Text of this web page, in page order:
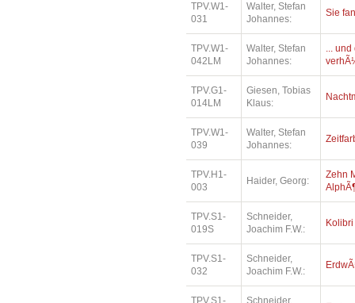
TPV.W1-
031
Walter, Stefan
Johannes:
Sie
TPV.W1-
042LM
Walter, Stefan
Johannes:
... und
TPV.G1-
014LM
Giesen, Tobias
Klaus:
TPV.W1-
039
Walter, Stefan
Johannes:
TPV.H1-
003
Haider, Georg:
Zehn
TPV.S1-
019S
Schneider,
Joachim F.W.:
Kolibri
TPV.S1-
032
Schneider,
Joachim F.W.:
TPV.S1-
Schneider,